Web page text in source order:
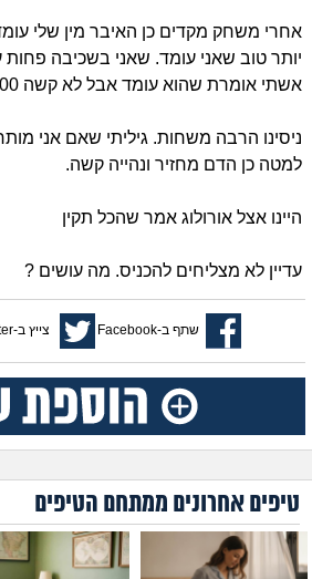
אחרי משחק מקדים כן האיבר מין שלי
יותר טוב שאני עומד. שאני בשכיבה פחות
אשתי אומרת שהוא עומד אבל לא קשה 100 אחוז.
ניסינו הרבה משחות. גיליתי שאם אני
למטה כן הדם מחזיר ונהייה קשה.
היינו אצל אורולוג אמר שהכל תקין
עדיין לא מצליחים להכניס. מה עושים ?
שתף ב-Facebook צייץ ב-twitter
טיפים אחרונים ממתחם הטיפים